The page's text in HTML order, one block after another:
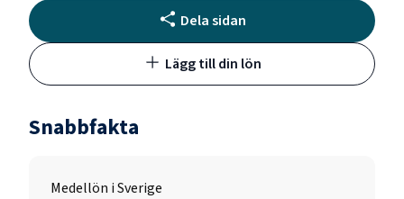
Dela sidan
Lägg till din lön
Snabbfakta
Medellön i Sverige